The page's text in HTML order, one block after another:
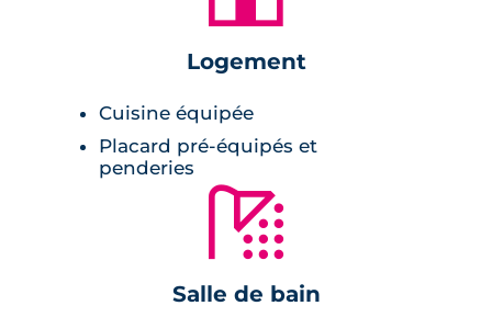
à condensation,
salle de bains équipée et aménagée,
cuisine équipée,
placards aménagés,
revêtement de sol stratifié dans toutes les
carrelage 45x45cm dans les pièces
Logement
Cuisine équipée
Placard pré-équipés et
penderies
🚿
Salle de bain